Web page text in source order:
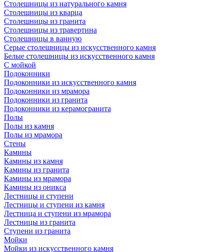
Столешницы из натурального камня
Столешницы из кварца
Столешницы из гранита
Столешницы из травертина
Столешницы в ванную
Серые столешницы из искусственного камня
Белые столешницы из искусственного камня
С мойкой
Подоконники
Подоконники из искусственного камня
Подоконники из мрамора
Подоконники из гранита
Подоконники из керамогранита
Полы
Полы из камня
Полы из мрамора
Стены
Камины
Камины из камня
Камины из гранита
Камины из мрамора
Камины из оникса
Лестницы и ступени
Лестницы и ступени из камня
Лестница и ступени из мрамора
Лестницы из гранита
Ступени из гранита
Мойки
Мойки из искусственного камня